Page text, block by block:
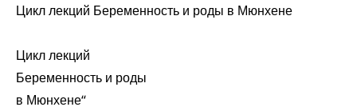
Цикл лекций Беременность и роды в Мюнхене
Цикл лекций
Беременность и роды
в Мюнхене“